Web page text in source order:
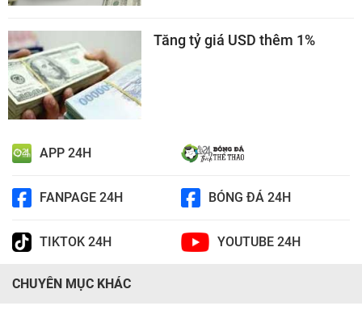
Tăng tỷ giá USD thêm 1%
APP 24H
FANPAGE 24H BÓNG ĐÁ 24H
TIKTOK 24H YOUTUBE 24H
CHUYÊN MỤC KHÁC